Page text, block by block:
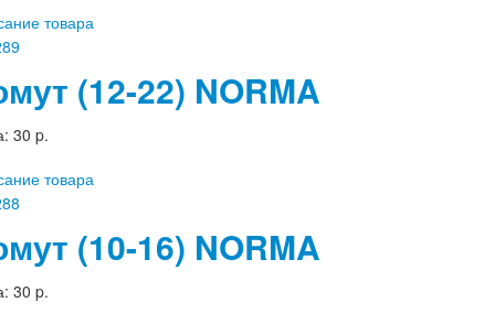
товара
(12-22) NORMA
30 p.
товара
(10-16) NORMA
30 p.